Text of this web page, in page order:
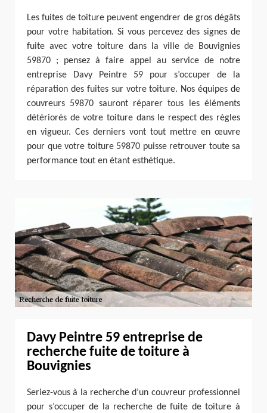
Les fuites de toiture peuvent engendrer de gros dégâts
pour votre habitation. Si vous percevez des signes de
fuite avec votre toiture dans la ville de Bouvignies
59870 ; pensez à faire appel au service de notre
entreprise Davy Peintre 59 pour s’occuper de la
réparation des fuites sur votre toiture. Nos équipes de
couvreurs 59870 sauront réparer tous les éléments
détériorés de votre toiture dans le respect des règles
en vigueur. Ces derniers vont tout mettre en œuvre
pour que votre toiture 59870 puisse retrouver toute sa
performance tout en étant esthétique.
Davy Peintre 59 entreprise de
recherche fuite de toiture à
Bouvignies
Seriez-vous à la recherche d’un couvreur professionnel
pour s’occuper de la recherche de fuite de toiture à